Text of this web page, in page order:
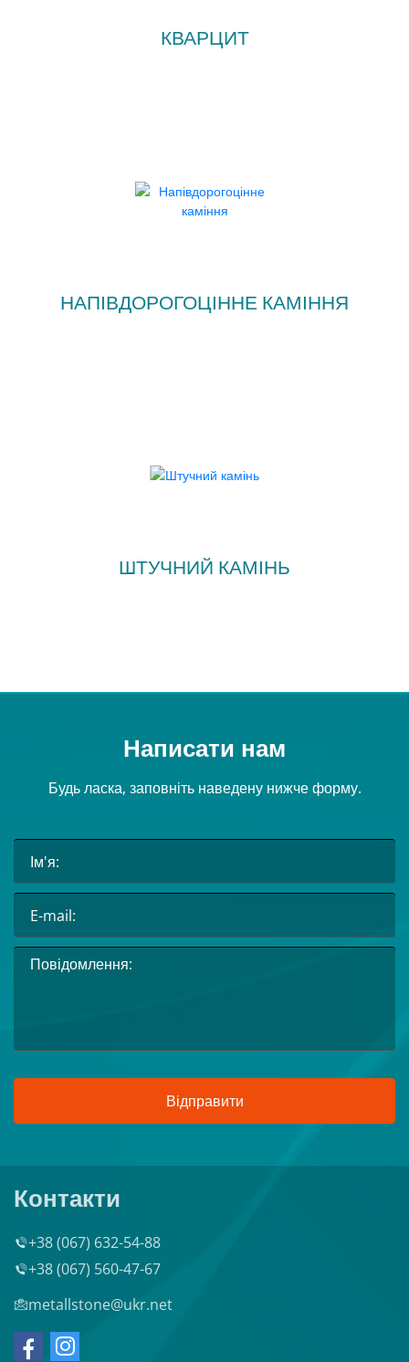
КВАРЦИТ
НАПІВДОРОГОЦІННЕ КАМІННЯ
ШТУЧНИЙ КАМІНЬ
Написати нам
Будь ласка, заповніть наведену нижче форму.
Відправити
Контакти
+38 (067) 632-54-88
+38 (067) 560-47-67
metallstone@ukr.net